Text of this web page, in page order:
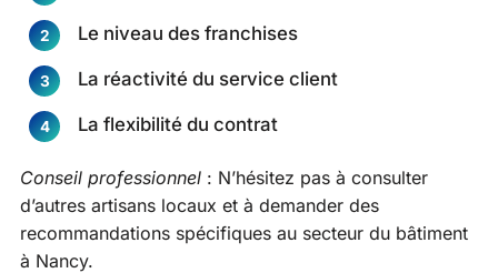
Le niveau des franchises
La réactivité du service client
La flexibilité du contrat
Conseil professionnel : N’hésitez pas à consulter
d’autres artisans locaux et à demander des
recommandations spécifiques au secteur du bâtiment
à Nancy.